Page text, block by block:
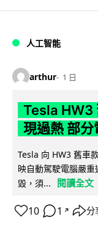
人工智能
arthur 1 日
Tesla HW3
現過熱 部
Tesla 向 HW3 舊車
映自動駕駛電腦嚴
毀，須...
閱讀全文
10 1 ↗ 分